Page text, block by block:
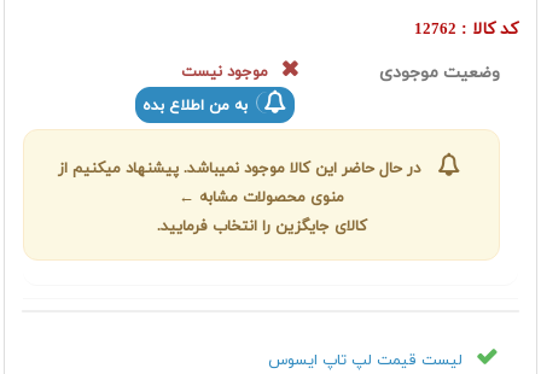
کد کالا : 12762
وضعیت موجودی
موجود نیست
به من اطلاع بده
در حال حاضر این کالا موجود نمیباشد. پیشنهاد میکنیم از
منوی محصولات مشابه ←
کالای جایگزین را انتخاب فرمایید.
لیست قیمت لپ تاپ ایسوس